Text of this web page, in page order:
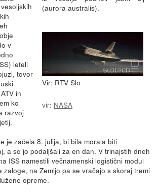
(aurora australis).
Vir: RTV Slo
vir: NASA
v
leteli
tovor
in
ko
razvoj
je začela 8. julija, bi bila morala biti
a so jo podaljšali za en dan. V trinajstih dneh
ISS namestili večnamenski logistični modul
zaloge, na Zemljo pa se vračajo s skoraj tremi
opreme.